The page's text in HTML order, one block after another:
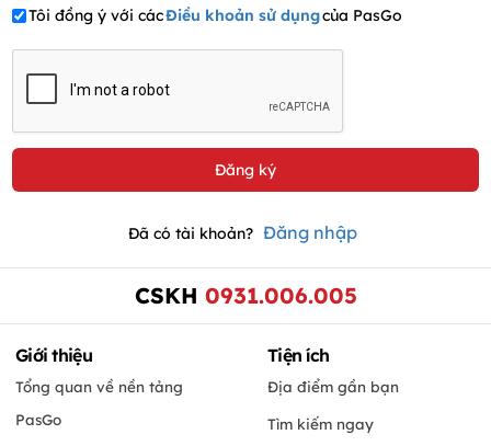
Tôi đồng ý với cácĐiều khoản sử dụngcủa PasGo
Đã có tài khoản? Đăng nhập
CSKH 0931.006.005
Giới thiệu
Tổng quan về nền tảng
PasGo
Tiện ích
Địa điểm gần bạn
Tìm kiếm ngay